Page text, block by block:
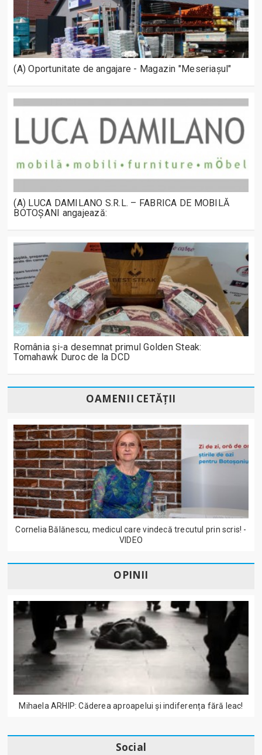
(A) Oportunitate de angajare - Magazin "Meseriașul"
(A) LUCA DAMILANO S.R.L. – FABRICA DE MOBILĂ
BOTOȘANI angajează:
România și-a desemnat primul Golden Steak:
Tomahawk Duroc de la DCD
OAMENII CETĂȚII
Cornelia Bălănescu, medicul care vindecă trecutul prin scris! -
VIDEO
OPINII
Mihaela ARHIP: Căderea aproapelui și indiferența fără leac!
Social